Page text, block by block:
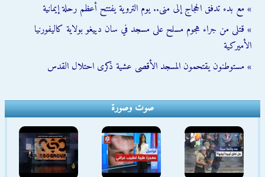
» مع بدء تدفق الحجاج إلى منى.. يوم التروية يفتتح أعظم رحلة إيمانية
» قتلى من جراء هجوم مسلح على مسجد في سان دييغو بولاية كاليفورنيا
الأميركية
» مستوطنون يقتحمون المسجد الأقصى عشية ذكرى احتلال القدس
صوت وصورة